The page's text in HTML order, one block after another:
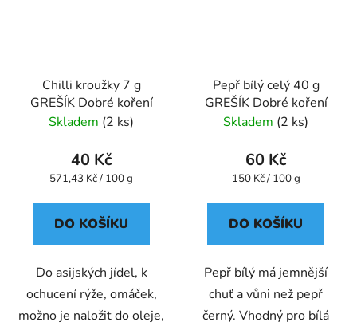
Chilli kroužky 7 g
GREŠÍK Dobré koření
Skladem (2 ks)
40 Kč
Měrná
571,43 Kč / 100 g
DO KOŠÍKU
Do asijských jídel, k
ochucení rýže, omáček,
možno je naložit do oleje,
Pepř bílý celý 40 g
GREŠÍK Dobré koření
Skladem (2 ks)
60 Kč
Měrná
150 Kč / 100 g
DO KOŠÍKU
Pepř bílý má jemnější
chuť a vůni než pepř
černý. Vhodný pro bílá